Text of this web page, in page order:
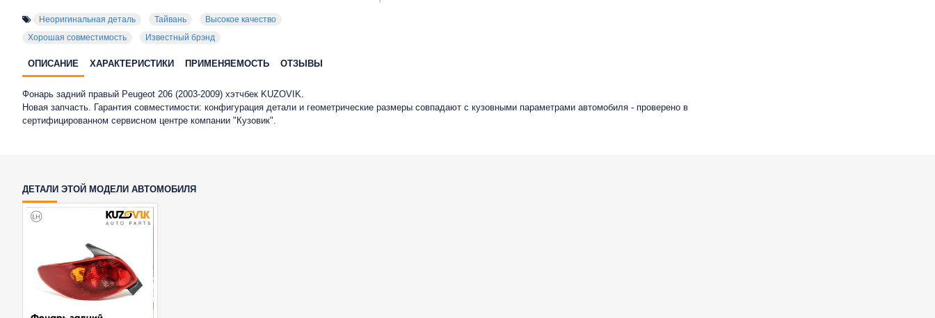
Неоригинальная деталь Тайвань
Высокое качество
Хорошая совместимость
Известный брэнд
ОПИСАНИЕ ХАРАКТЕРИСТИКИ ПРИМЕНЯЕМОСТЬ ОТЗЫВЫ
Фонарь задний правый Peugeot 206 (2003-2009) хэтчбек KUZOVIK.
Новая запчасть. Гарантия совместимости: конфигурация детали и геометрические размеры совпадают с кузовными параметрами автомобиля - проверено в
сертифицированном сервисном центре компании "Кузовик".
ДЕТАЛИ ЭТОЙ МОДЕЛИ АВТОМОБИЛЯ